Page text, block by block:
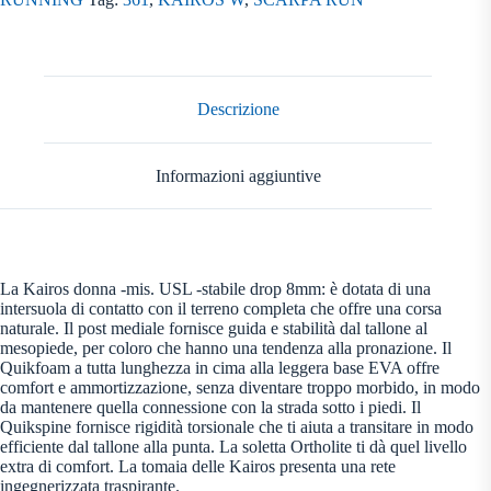
Descrizione
Informazioni aggiuntive
La Kairos donna -mis. USL -stabile drop 8mm: è dotata di una
intersuola di contatto con il terreno completa che offre una corsa
naturale. Il post mediale fornisce guida e stabilità dal tallone al
mesopiede, per coloro che hanno una tendenza alla pronazione. Il
Quikfoam a tutta lunghezza in cima alla leggera base EVA offre
comfort e ammortizzazione, senza diventare troppo morbido, in modo
da mantenere quella connessione con la strada sotto i piedi. Il
Quikspine fornisce rigidità torsionale che ti aiuta a transitare in modo
efficiente dal tallone alla punta. La soletta Ortholite ti dà quel livello
extra di comfort. La tomaia delle Kairos presenta una rete
ingegnerizzata traspirante.